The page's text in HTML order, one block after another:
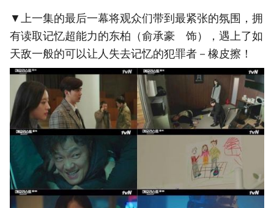
▼上一集的最后一幕将观众们带到最紧张的氛围，拥
有读取记忆超能力的东柏（俞承豪 饰），遇上了如
天敌一般的可以让人失去记忆的犯罪者－橡皮擦！